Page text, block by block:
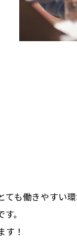
も働きやすい
。
！